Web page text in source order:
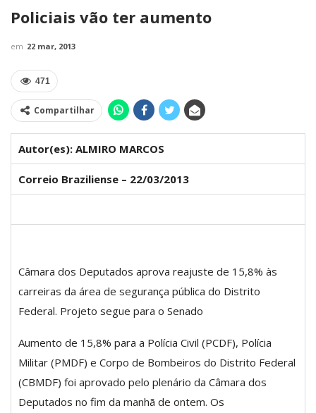
Policiais vão ter aumento
em 22 mar, 2013
471
Compartilhar
Autor(es): ALMIRO MARCOS
Correio Braziliense – 22/03/2013
Câmara dos Deputados aprova reajuste de 15,8% às
carreiras da área de segurança pública do Distrito
Federal. Projeto segue para o Senado
Aumento de 15,8% para a Polícia Civil (PCDF), Polícia
Militar (PMDF) e Corpo de Bombeiros do Distrito Federal
(CBMDF) foi aprovado pelo plenário da Câmara dos
Deputados no fim da manhã de ontem. Os